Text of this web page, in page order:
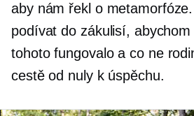
aby nám řekl o
podívat do zákulisí, abychom
tohoto fungovalo a co ne
cestě od nuly k úspěchu.